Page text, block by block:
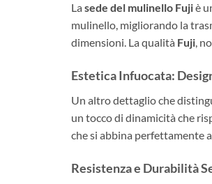
La sede del mulinello Fujiè
mulinello, migliorando la
dimensioni. La qualità Fuji,
Estetica Infuocata:
Un altro dettaglio che
un tocco di dinamicità che
che si abbina perfettamente
Resistenza e Durabilità